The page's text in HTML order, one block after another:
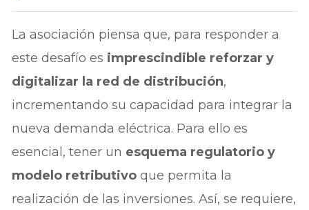
La asociación piensa que, para responder a
este desafío es imprescindible reforzar y
digitalizar la red de distribución,
incrementando su capacidad para integrar la
nueva demanda eléctrica. Para ello es
esencial, tener un esquema regulatorio y
modelo retributivo que permita la
realización de las inversiones. Así, se requiere,